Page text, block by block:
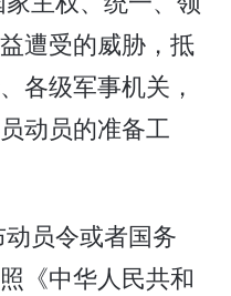
遭受的威胁，抵
各级军事机关，
动员的准备工
员令或者国务
《中华人民共和